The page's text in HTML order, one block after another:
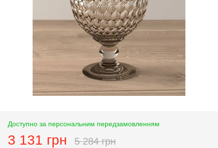
Доступно за персональним передзамовленням
3 131 грн 5 284 грн